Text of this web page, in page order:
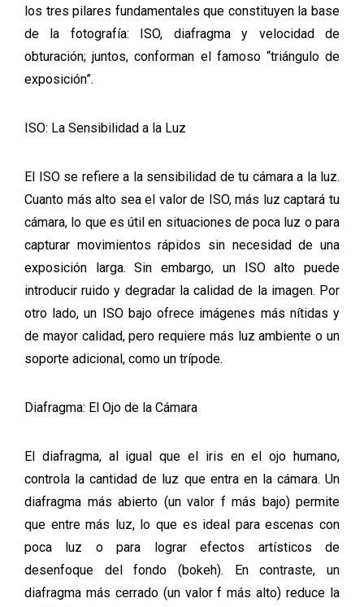
los tres pilares fundamentales que constituyen la base
de la fotografía: ISO, diafragma y velocidad de
obturación; juntos, conforman el famoso “triángulo de
exposición”.
ISO: La Sensibilidad a la Luz
El ISO se refiere a la sensibilidad de tu cámara a la luz.
Cuanto más alto sea el valor de ISO, más luz captará tu
cámara, lo que es útil en situaciones de poca luz o para
capturar movimientos rápidos sin necesidad de una
exposición larga. Sin embargo, un ISO alto puede
introducir ruido y degradar la calidad de la imagen. Por
otro lado, un ISO bajo ofrece imágenes más nítidas y
de mayor calidad, pero requiere más luz ambiente o un
soporte adicional, como un trípode.
Diafragma: El Ojo de la Cámara
El diafragma, al igual que el iris en el ojo humano,
controla la cantidad de luz que entra en la cámara. Un
diafragma más abierto (un valor f más bajo) permite
que entre más luz, lo que es ideal para escenas con
poca luz o para lograr efectos artísticos de
desenfoque del fondo (bokeh). En contraste, un
diafragma más cerrado (un valor f más alto) reduce la